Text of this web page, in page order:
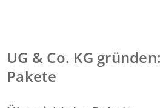
UG & Co. KG
Pakete